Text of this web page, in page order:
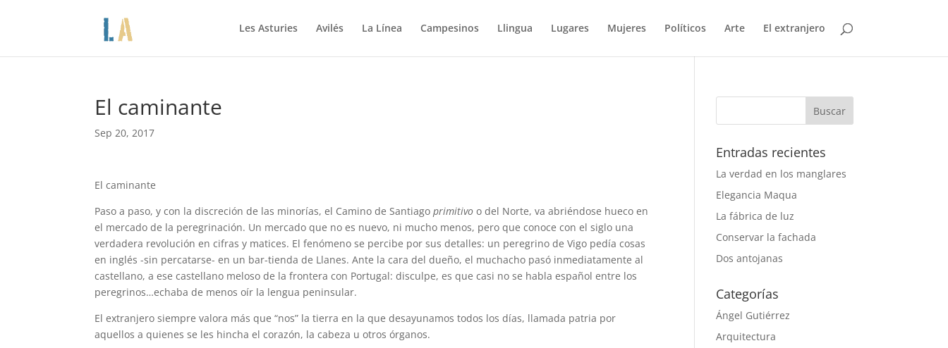
Les Asturies Avilés La Línea Campesinos Llingua Lugares Mujeres Políticos Arte El extranjero
El caminante
Sep 20, 2017
El caminante
Paso a paso, y con la discreción de las minorías, el Camino de Santiagoprimitivo o del Norte, va abriéndose hueco en
el mercado de la peregrinación. Un mercado que no es nuevo, ni mucho menos, pero que conoce con el siglo una
verdadera revolución en cifras y matices. El fenómeno se percibe por sus detalles: un peregrino de Vigo pedía cosas
en inglés -sin percatarse- en un bar-tienda de Llanes. Ante la cara del dueño, el muchacho pasó inmediatamente al
castellano, a ese castellano meloso de la frontera con Portugal: disculpe, es que casi no se habla español entre los
peregrinos…echaba de menos oír la lengua peninsular.
El extranjero siempre valora más que “nos” la tierra en la que desayunamos todos los días, llamada patria por
aquellos a quienes se les hincha el corazón, la cabeza u otros órganos.
Entradas recientes
La verdad en los manglares
Elegancia Maqua
La fábrica de luz
Conservar la fachada
Dos antojanas
Categorías
Ángel Gutiérrez
Arquitectura